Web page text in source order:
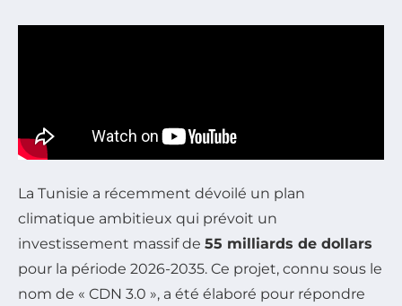
La Tunisie a récemment dévoilé un plan
climatique ambitieux qui prévoit un
investissement massif de 55 milliards de dollars
pour la période 2026-2035. Ce projet, connu sous le
nom de « CDN 3.0 », a été élaboré pour répondre